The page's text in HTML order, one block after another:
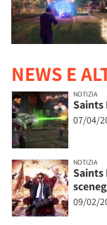
NEWS E
NOTIZIA
Saints
07/04/
NOTIZIA
Saints
09/02/